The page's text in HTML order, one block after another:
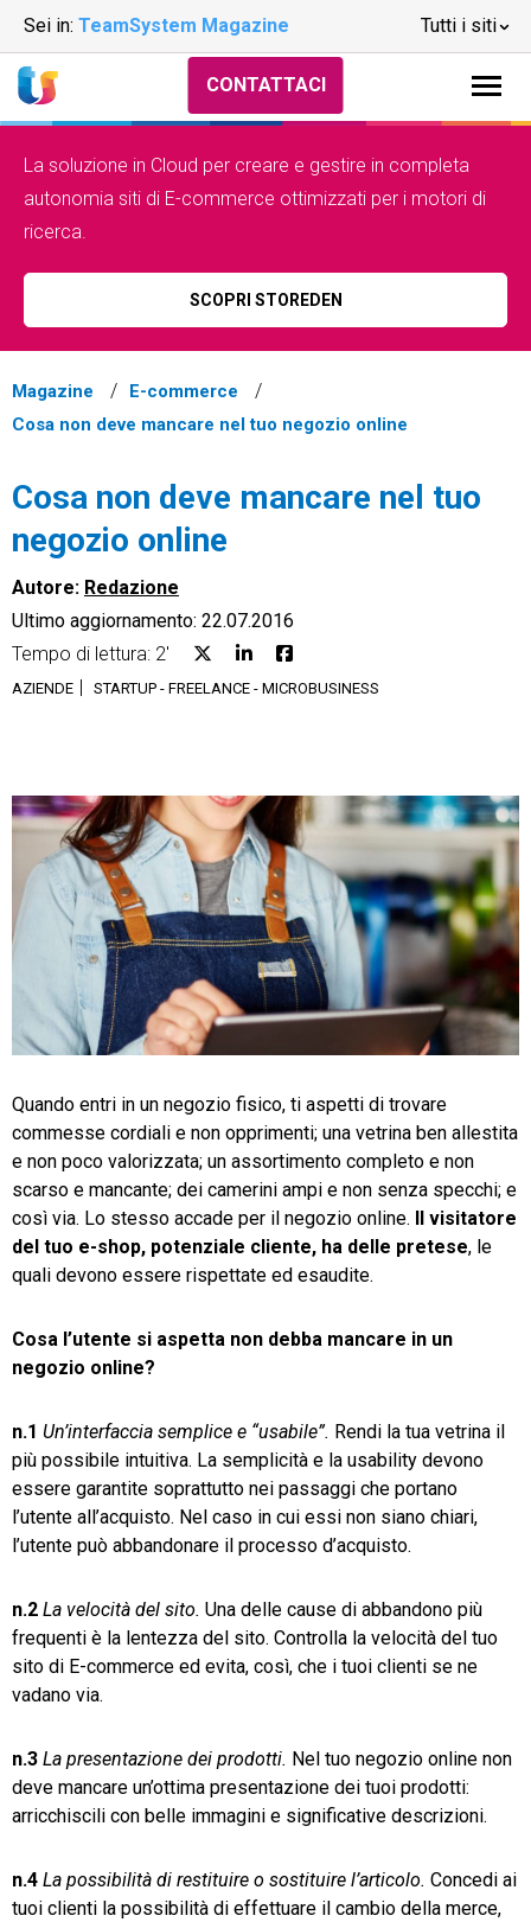
Sei in: TeamSystem Magazine Tutti i siti
CRM
Fatturazione
Financial Solutions
Trust Services
TeamSystem Corporate
TeamSystem Store
CONTATTACI
La soluzione in Cloud per creare e gestire in completa
autonomia siti di E-commerce ottimizzati per i motori di
ricerca.
SCOPRI STOREDEN
Magazine
E-commerce
Cosa non deve mancare nel tuo negozio online
Cosa non deve mancare nel tuo
negozio online
Autore: Redazione
Ultimo aggiornamento: 22.07.2016
Tempo di lettura: 2'
AZIENDE STARTUP - FREELANCE - MICROBUSINESS
Quando entri in un negozio fisico, ti aspetti di trovare
commesse cordiali e non opprimenti; una vetrina ben allestita
e non poco valorizzata; un assortimento completo e non
scarso e mancante; dei camerini ampi e non senza specchi; e
così via. Lo stesso accade per il negozio online.
Il visitatore
del tuo e-shop, potenziale cliente, ha delle pretese, le
quali devono essere rispettate ed esaudite.
Cosa l’utente si aspetta non debba mancare in un
negozio online?
n.1 Un’interfaccia semplice e “usabile”. Rendi la tua vetrina il
più possibile intuitiva. La semplicità e la usability devono
essere garantite soprattutto nei passaggi che portano
l’utente all’acquisto. Nel caso in cui essi non siano chiari,
l’utente può abbandonare il processo d’acquisto.
n.2 La velocità del sito. Una delle cause di abbandono più
frequenti è la lentezza del sito. Controlla la velocità del tuo
sito di E-commerce ed evita, così, che i tuoi clienti se ne
vadano via.
n.3 La presentazione dei prodotti. Nel tuo negozio online non
deve mancare un’ottima presentazione dei tuoi prodotti:
arricchiscili con belle immagini e significative descrizioni.
n.4 La possibilità di restituire o sostituire l’articolo. Concedi ai
tuoi clienti la possibilità di effettuare il cambio della merce,